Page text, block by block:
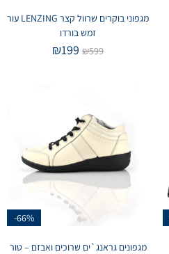
מגפוני בוקרים שרוול קצר LENZING עור
זמש בורדו
₪599
₪199
-66%
מגפונים גראנג`ים שרוכים ואבזם – טור